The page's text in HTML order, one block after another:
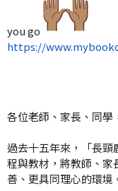
you go
https://
各位老師、家長、同學
過去十五年來，「長頸
程與教材，將教師、 家
善、更具同理心的環境